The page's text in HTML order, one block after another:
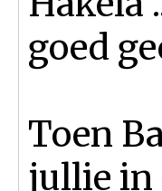
goed
Toen
jullie in